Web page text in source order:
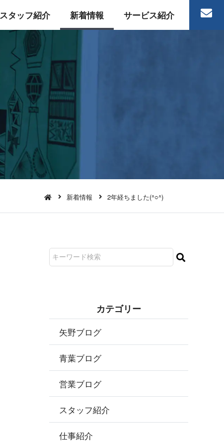
スタッフ紹介 新着情報 サービス紹介
新着情報 2年経ちました(^○^)
カ テ ゴ リ ー
矢野ブログ
青葉ブログ
営業ブログ
スタッフ紹介
仕事紹介